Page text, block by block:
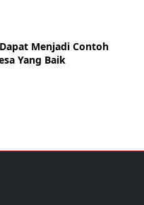
Contoh
Mengelola Dana Desa Yang Baik